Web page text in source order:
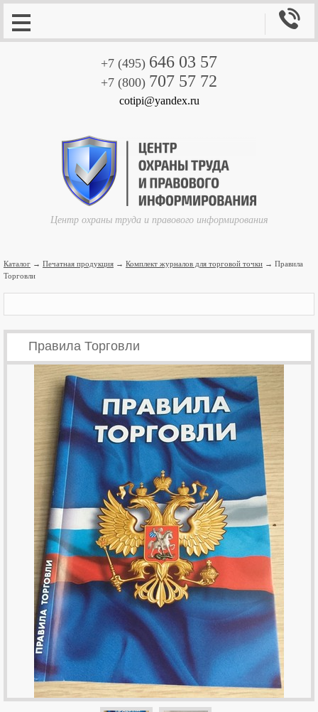
+7 (495) 646 03 57
+7 (800) 707 57 72
cotipi@yandex.ru
Центр охраны труда и правового информирования

Каталог → Печатная продукция → Комплект журналов для торговой точки → Правила
Торговли
Правила Торговли